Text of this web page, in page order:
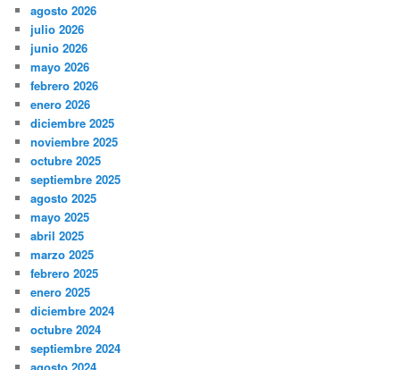
agosto 2026
julio 2026
junio 2026
mayo 2026
febrero 2026
enero 2026
diciembre 2025
noviembre 2025
octubre 2025
septiembre 2025
agosto 2025
mayo 2025
abril 2025
marzo 2025
febrero 2025
enero 2025
diciembre 2024
octubre 2024
septiembre 2024